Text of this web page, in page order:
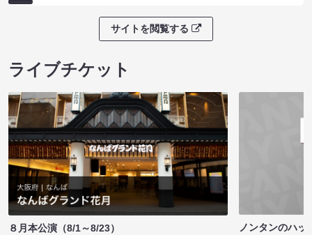
サイトを閲覧する
ライブチケット
８月本公演（8/1～8/23）
ノンタンのハッ